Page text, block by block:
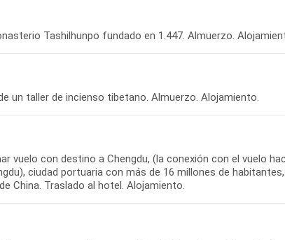
vuelo con destino a Chengdu, (la conexión con el vuelo
ciudad portuaria con más de 16 millones de